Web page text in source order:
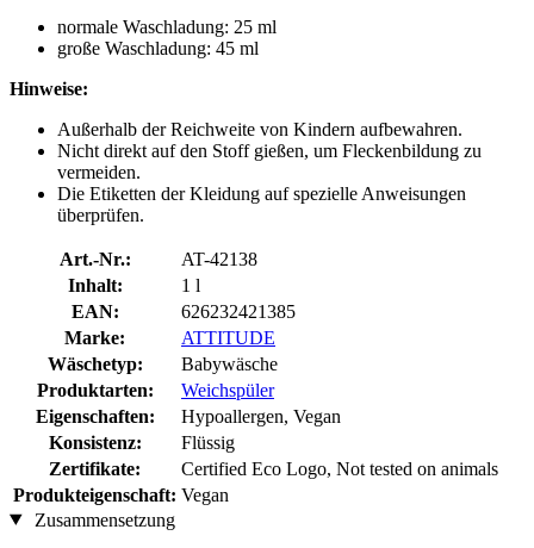
normale Waschladung: 25 ml
große Waschladung: 45 ml
Hinweise:
Außerhalb der Reichweite von Kindern aufbewahren.
Nicht direkt auf den Stoff gießen, um Fleckenbildung zu
vermeiden.
Die Etiketten der Kleidung auf spezielle Anweisungen
überprüfen.
Art.-Nr.:
AT-42138
Inhalt:
1 l
EAN:
626232421385
Marke:
ATTITUDE
Wäschetyp:
Babywäsche
Produktarten:
Weichspüler
Eigenschaften:
Hypoallergen, Vegan
Konsistenz:
Flüssig
Zertifikate:
Certified Eco Logo, Not tested on animals
Produkteigenschaft: Vegan
Zusammensetzung